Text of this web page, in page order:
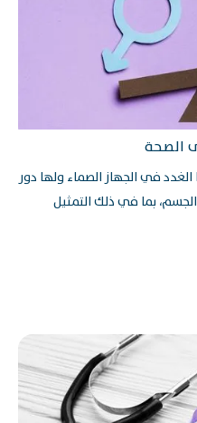
الصحة
في الجهاز الصماء ولها دور
بما في ذلك التمثيل